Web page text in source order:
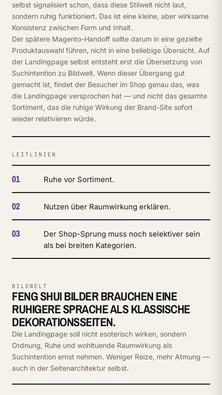
selbst signalisiert schon, dass diese Stilwelt nicht laut,
sondern ruhig funktioniert. Das ist eine kleine, aber wirksame
Konsistenz zwischen Form und Inhalt.
Der spätere Magento-Handoff sollte darum in eine gezielte
Produktauswahl führen, nicht in eine beliebige Übersicht. Auf
der Landingpage selbst entsteht erst die Übersetzung von
Suchintention zu Bildwelt. Wenn dieser Übergang gut
gemacht ist, findet der Besucher im Shop genau das, was
die Landingpage versprochen hat — und nicht das gesamte
Sortiment, das die ruhige Wirkung der Brand-Site sofort
wieder relativieren würde.
LEITLINIEN
01 Ruhe vor Sortiment.
02 Nutzen über Raumwirkung erklären.
03
Der Shop-Sprung muss noch selektiver sein
als bei breiten Kategorien.
BILDWELT
FENG SHUI BILDER BRAUCHEN EINE
RUHIGERE SPRACHE ALS KLASSISCHE
DEKORATIONSSEITEN.
Die Landingpage soll nicht esoterisch wirken, sondern
Ordnung, Ruhe und wohltuende Raumwirkung als
Suchintention ernst nehmen. Weniger Reize, mehr Atmung —
auch in der Seitenarchitektur selbst.